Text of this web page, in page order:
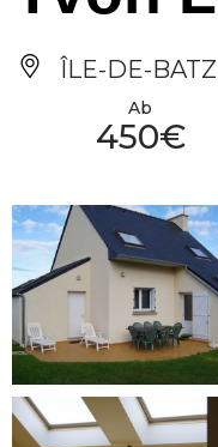
ÎLE-DE-BATZ
Ab
450€